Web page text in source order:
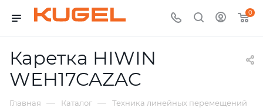
0
Каретка HIWIN
WEH17CAZAC
Главная — Каталог — Техника линейных перемещений